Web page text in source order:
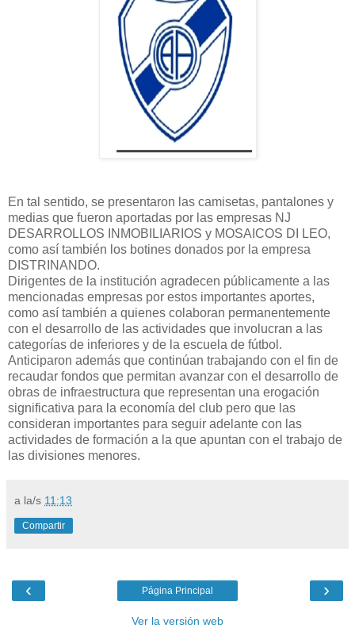
En tal sentido, se presentaron las camisetas, pantalones y
medias que fueron aportadas por las empresas NJ
DESARROLLOS INMOBILIARIOS y MOSAICOS DI LEO,
como así también los botines donados por la empresa
DISTRINANDO.
Dirigentes de la institución agradecen públicamente a las
mencionadas empresas por estos importantes aportes,
como así también a quienes colaboran permanentemente
con el desarrollo de las actividades que involucran a las
categorías de inferiores y de la escuela de fútbol.
Anticiparon además que continúan trabajando con el fin de
recaudar fondos que permitan avanzar con el desarrollo de
obras de infraestructura que representan una erogación
significativa para la economía del club pero que las
consideran importantes para seguir adelante con las
actividades de formación a la que apuntan con el trabajo de
las divisiones menores.
a la/s 11:13
Compartir
‹ ›
Página Principal
Ver la versión web